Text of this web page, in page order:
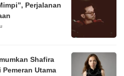
Perjalanan
Shafira
Pemeran Utama